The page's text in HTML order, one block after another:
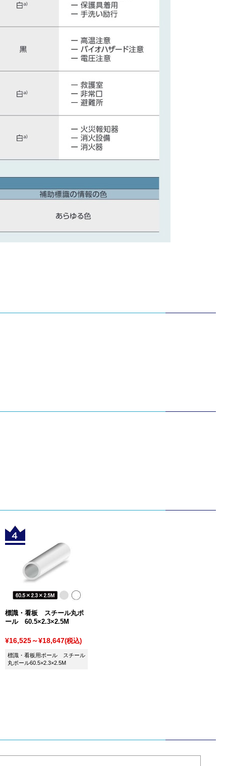
標識・看板 スチール丸ポ
ール 60.5×2.3×2.5M
¥16,525～¥18,647(税込)
標識・看板用ポール スチール
丸ポール60.5×2.3×2.5M